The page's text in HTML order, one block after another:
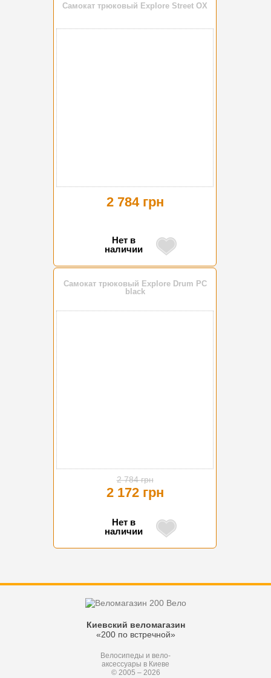
Самокат трюковый Explore Street OX
2 784 грн
Нет в
наличии
Самокат трюковый Explore Drum PC
black
2 784 грн
2 172 грн
Нет в
наличии
Киевский веломагазин
«200 по встречной»
Велосипеды и вело-
аксессуары в Киеве
© 2005 – 2026